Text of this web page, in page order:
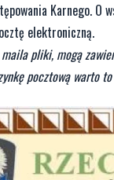
Karnego. O
elektroniczną.
maila pliki, mogą
pocztową warto